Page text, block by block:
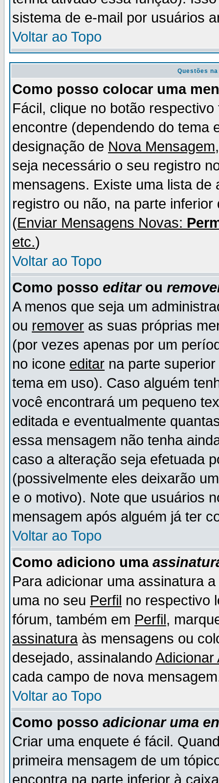
sistema de e-mail por usuários
Voltar ao Topo
Questões
Como posso colocar uma
Fácil, clique no botão
encontre (dependendo do tema
designação de Nova Mensagem
seja necessário o seu registro
mensagens. Existe uma lista
registro ou não, na parte
(Enviar Mensagens Novas:
etc.)
Voltar ao Topo
Como posso editarou
A menos que seja um
ou remover as suas próprias
(por vezes apenas por um
no icone editar na parte
tema em uso). Caso alguém
você encontrará um pequeno
editada e eventualmente
essa mensagem não tenha
caso a alteração seja efetuada
(possivelmente eles deixarão
e o motivo). Note que usuários
mensagem após alguém já ter
Voltar ao Topo
Como adiciono uma
Para adicionar uma assinatura
uma no seu Perfil no respectivo
fórum, também em Perfil,
assinaturaàs mensagens ou
desejado, assinalando Adicionar
cada campo de nova
Voltar ao Topo
Como posso adicionar uma
Criar uma enquete é fácil.
primeira mensagem de um
encontra na parte inferior à